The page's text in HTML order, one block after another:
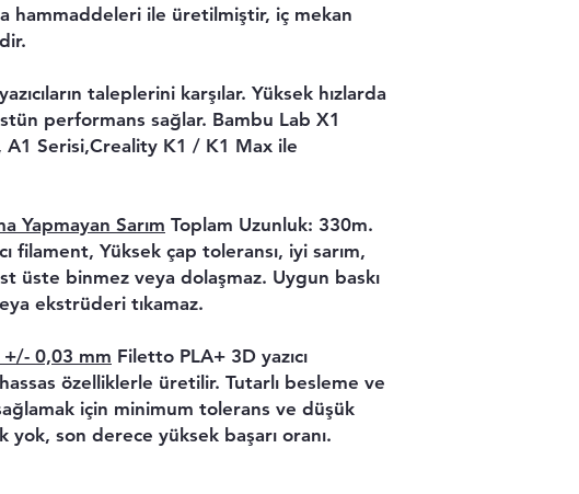
hammaddeleri ile üretilmiştir, iç mekan
yazıcıların taleplerini karşılar. Yüksek hızlarda
performans sağlar. Bambu Lab X1
A1 Serisi,Creality K1 / K1 Max ile
Yapmayan Sarım Toplam Uzunluk: 330m.
filament, Yüksek çap toleransı, iyi sarım,
üste binmez veya dolaşmaz. Uygun baskı
ekstrüderi tıkamaz.
+/- 0,03 mm Filetto PLA+ 3D yazıcı
özelliklerle üretilir. Tutarlı besleme ve
için minimum tolerans ve düşük
yok, son derece yüksek başarı oranı.